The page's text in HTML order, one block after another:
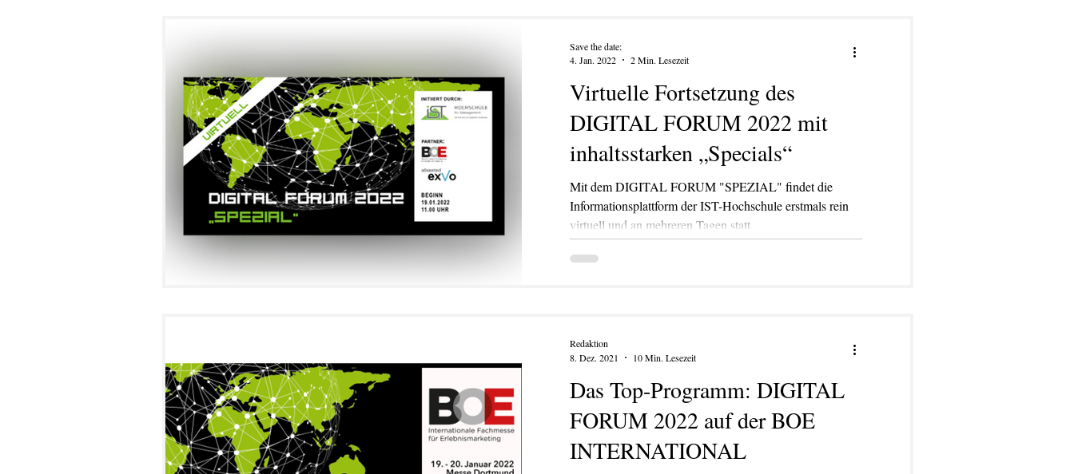
Virtuelle Fortsetzung des
DIGITAL FORUM 2022 mit
inhaltsstarken „Specials“
Mit dem DIGITAL FORUM "SPEZIAL" findet die
Informationsplattform der IST-Hochschule erstmals rein
virtuell und an mehreren Tagen statt.
Save the date:
4. Jan. 2022
2 Min. Lesezeit
Das Top-Programm: DIGITAL
FORUM 2022 auf der BOE
INTERNATIONAL
Redaktion
8. Dez. 2021
10 Min. Lesezeit